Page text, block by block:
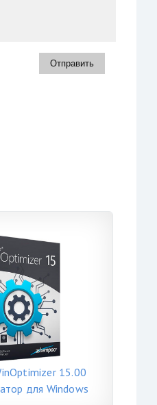
15.00
для Windows